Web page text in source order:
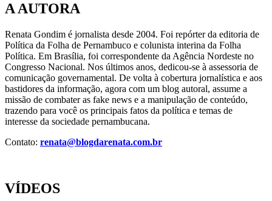
A AUTORA
Renata Gondim é jornalista desde 2004. Foi repórter da editoria de
Política da Folha de Pernambuco e colunista interina da Folha
Política. Em Brasília, foi correspondente da Agência Nordeste no
Congresso Nacional. Nos últimos anos, dedicou-se à assessoria de
comunicação governamental. De volta à cobertura jornalística e aos
bastidores da informação, agora com um blog autoral, assume a
missão de combater as fake news e a manipulação de conteúdo,
trazendo para você os principais fatos da política e temas de
interesse da sociedade pernambucana.
Contato: renata@blogdarenata.com.br
VÍDEOS